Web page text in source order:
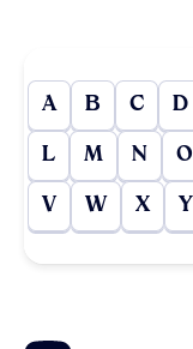
A B C D
L M N O
V W X Y